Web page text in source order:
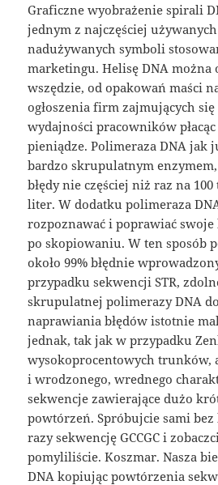
Graficzne wyobrażenie spirali
jednym z najczęściej
nadużywanych symboli
marketingu. Helisę DNA można
wszędzie, od opakowań maści
ogłoszenia firm zajmujących
wydajności pracowników
pieniądze. Polimeraza DNA jak
bardzo skrupulatnym enzymem,
błędy nie częściej niż raz na
liter. W dodatku polimeraza
rozpoznawać i poprawiać swoje
po skopiowaniu. W ten sposób
około 99% błędnie
przypadku sekwencji STR,
skrupulatnej polimerazy DNA
naprawiania błędów istotnie
jednak, tak jak w przypadku
wysokoprocentowych trunków,
i wrodzonego, wrednego
sekwencje zawierające dużo
powtórzeń. Spróbujcie sami bez
razy sekwencję GCCGC i
pomyliliście. Koszmar. Nasza
DNA kopiując powtórzenia